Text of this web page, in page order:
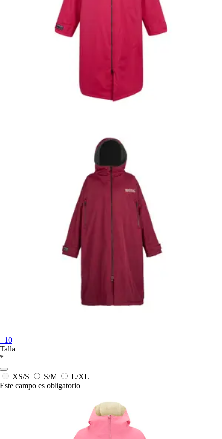
+10
Talla
*
XS/S S/M
L/XL
Este campo es obligatorio